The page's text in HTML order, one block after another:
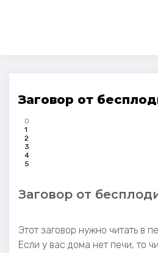
Заговор от
0
1
2
3
4
5
Заговор от
Этот заговор нужно читать в
Если у вас дома нет печи, то